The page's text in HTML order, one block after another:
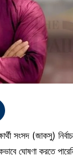
সংসদ (জাকসু)
ঘোষণা করতে